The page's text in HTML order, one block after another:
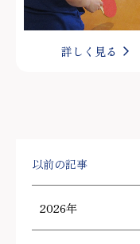
詳しく見る
以前の記事
2026年